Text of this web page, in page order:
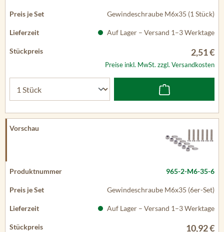
Gewindeschraube M6x35 (1 Stück)
Auf Lager – Versand 1–3 Werktage
2,51 €
Preise inkl. MwSt. zzgl. Versandkosten
965-2-M6-35-6
Gewindeschraube M6x35 (6er-Set)
Auf Lager – Versand 1–3 Werktage
10,92 €